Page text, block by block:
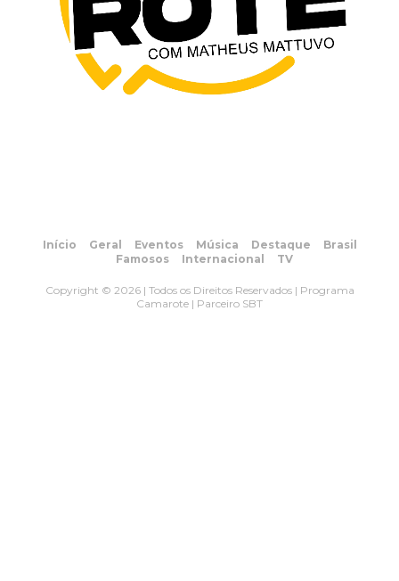
Início Geral Eventos Música Destaque
Brasil
Famosos
Internacional TV
Copyright © 2026 | Todos os Direitos Reservados | Programa
Camarote | Parceiro SBT